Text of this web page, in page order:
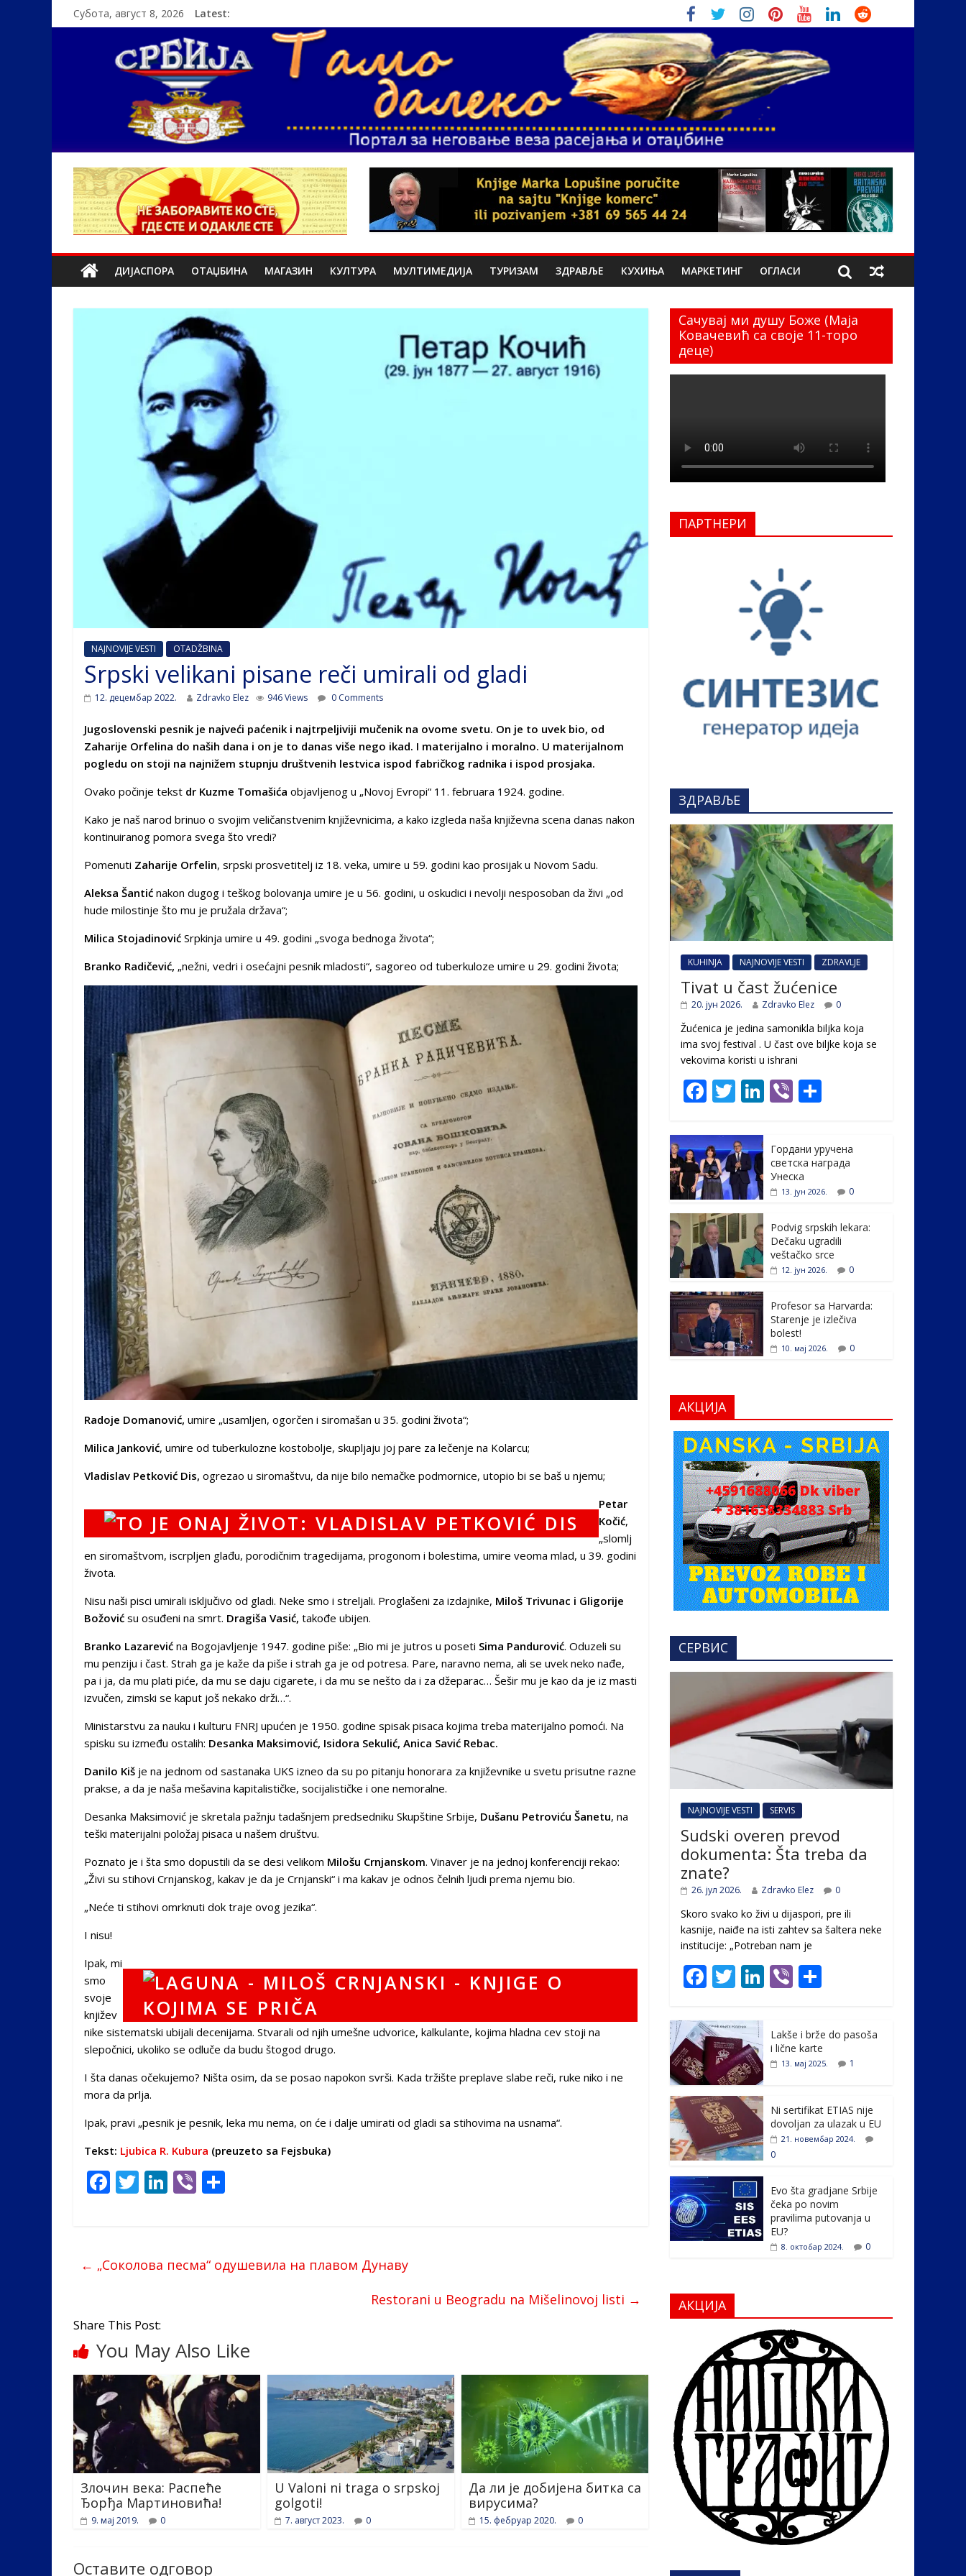
Субота, август 8, 2026 Latest:
ДИЈАСПОРА ОТАЏБИНА МАГАЗИН КУЛТУРА МУЛТИМЕДИЈА ТУРИЗАМ ЗДРАВЉЕ КУХИЊА МАРКЕТИНГ ОГЛАСИ
NAJNOVIJE VESTI OTADŽBINA
Srpski velikani pisane reči umirali od gladi
12. децембар 2022. Zdravko Elez 946 Views 0 Comments
Jugoslovenski pesnik je najveći paćenik i najtrpeljiviji mučenik na ovome svetu. On je to uvek bio, od
Zaharije Orfelina do naših dana i on je to danas više nego ikad. I materijalno i moralno. U materijalnom
pogledu on stoji na najnižem stupnju društvenih lestvica ispod fabričkog radnika i ispod prosjaka.
Ovako počinje tekst dr Kuzme Tomašića objavljenog u „Novoj Evropi“ 11. februara 1924. godine.
Kako je naš narod brinuo o svojim veličanstvenim književnicima, a kako izgleda naša književna scena danas nakon
kontinuiranog pomora svega što vredi?
Pomenuti Zaharije Orfelin, srpski prosvetitelj iz 18. veka, umire u 59. godini kao prosijak u Novom Sadu.
Aleksa Šantić nakon dugog i teškog bolovanja umire je u 56. godini, u oskudici i nevolji nesposoban da živi „od
hude milostinje što mu je pružala država“;
Milica Stojadinović Srpkinja umire u 49. godini „svoga bednoga života“;
Branko Radičević, „nežni, vedri i osećajni pesnik mladosti“, sagoreo od tuberkuloze umire u 29. godini života;
Radoje Domanović, umire „usamljen, ogorčen i siromašan u 35. godini života“;
Milica Janković, umire od tuberkulozne kostobolje, skupljaju joj pare za lečenje na Kolarcu;
Vladislav Petković Dis, ogrezao u siromaštvu, da nije bilo nemačke podmornice, utopio bi se baš u njemu;
Petar
Kočić,
„slomlj
en siromaštvom, iscrpljen glađu, porodičnim tragedijama, progonom i bolestima, umire veoma mlad, u 39. godini
života.
Nisu naši pisci umirali isključivo od gladi. Neke smo i streljali. Proglašeni za izdajnike, Miloš Trivunac i Gligorije
Božović su osuđeni na smrt. Dragiša Vasić, takođe ubijen.
Branko Lazarević na Bogojavljenje 1947. godine piše: „Bio mi je jutros u poseti Sima Pandurović. Oduzeli su
mu penziju i čast. Strah ga je kaže da piše i strah ga je od potresa. Pare, naravno nema, ali se uvek neko nađe,
pa i ja, da mu plati piće, da mu se daju cigarete, i da mu se nešto da i za džeparac… Šešir mu je kao da je iz masti
izvučen, zimski se kaput još nekako drži…“.
Ministarstvu za nauku i kulturu FNRJ upućen je 1950. godine spisak pisaca kojima treba materijalno pomoći. Na
spisku su između ostalih: Desanka Maksimović, Isidora Sekulić, Anica Savić Rebac.
Danilo Kiš je na jednom od sastanaka UKS izneo da su po pitanju honorara za književnike u svetu prisutne razne
prakse, a da je naša mešavina kapitalističke, socijalističke i one nemoralne.
Desanka Maksimović je skretala pažnju tadašnjem predsedniku Skupštine Srbije, Dušanu Petroviću Šanetu, na
teški materijalni položaj pisaca u našem društvu.
Poznato je i šta smo dopustili da se desi velikom Milošu Crnjanskom. Vinaver je na jednoj konferenciji rekao:
„Živi su stihovi Crnjanskog, kakav je da je Crnjanski“ i ma kakav je odnos čelnih ljudi prema njemu bio.
„Neće ti stihovi omrknuti dok traje ovog jezika“.
I nisu!
Ipak, mi
smo
svoje
književ
nike sistematski ubijali decenijama. Stvarali od njih umešne udvorice, kalkulante, kojima hladna cev stoji na
slepočnici, ukoliko se odluče da budu štogod drugo.
I šta danas očekujemo? Ništa osim, da se posao napokon svrši. Kada tržište preplave slabe reči, ruke niko i ne
mora da prlja.
Ipak, pravi „pesnik je pesnik, leka mu nema, on će i dalje umirati od gladi sa stihovima na usnama“.
Tekst: Ljubica R. Kubura (preuzeto sa Fejsbuka)
F
o
k
T Li
dI
Vi
← „Соколова песма“ одушевила на плавом Дунаву
Restorani u Beogradu na Mišelinovoj listi →
Share This Post:
You May Also Like
Злочин века: Распеће
Ђорђа Мартиновића!
9. мај 2019. 0
U Valoni ni traga o srpskoj
golgoti!
7. август 2023. 0
Да ли је добијена битка са
вирусима?
15. фебруар 2020. 0
Оставите одговор
Сачувај ми душу Боже (Маја
Ковачевић са своје 11-торо
деце)
ПАРТНЕРИ
ЗДРАВЉЕ
KUHINJA NAJNOVIJE VESTI ZDRAVLJE
Tivat u čast žućenice
20. јун 2026. Zdravko Elez 0
Žućenica je jedina samonikla biljka koja
ima svoj festival . U čast ovе biljke koja se
vekovima koristi u ishrani
F
e
b
o
o
k
T
itt
er
Li
e
dI
n
Vi
e
Гордани уручена
светска награда
Унеска
13. јун 2026. 0
Podvig srpskih lekara:
Dečaku ugradili
veštačko srce
12. јун 2026. 0
Profesor sa Harvarda:
Starenje je izlečiva
bolest!
10. мај 2026. 0
АКЦИЈА
СЕРВИС
NAJNOVIJE VESTI SERVIS
Sudski overen prevod
dokumenta: Šta treba da
znate?
26. јул 2026. Zdravko Elez 0
Skoro svako ko živi u dijaspori, pre ili
kasnije, naiđe na isti zahtev sa šaltera neke
institucije: „Potreban nam je
F
e
b
o
o
k
T
itt
er
Li
e
dI
Vi
er ar
e
Lakše i brže do pasoša
i lične karte
13. мај 2025. 1
Ni sertifikat ETIAS nije
dovoljan za ulazak u EU
21. новембар 2024.
0
Evo šta gradjane Srbije
čeka po novim
pravilima putovanja u
EU?
8. октобар 2024. 0
АКЦИЈА